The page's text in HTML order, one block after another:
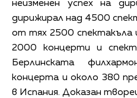
неизменен успех на
дирижирал над 4500
от тях 2500 спектакъла
2000 концерти и
Берлинската
концерта и около 380
в Испания. Доказан